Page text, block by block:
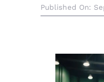
Published On: